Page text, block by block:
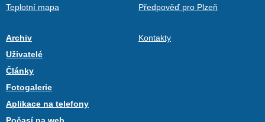
Teplotní mapa
Předpověď pro Plzeň
Archiv
Uživatelé
Články
Fotogalerie
Aplikace na telefony
Kontakty